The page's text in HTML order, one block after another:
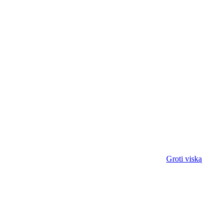
Groti viską